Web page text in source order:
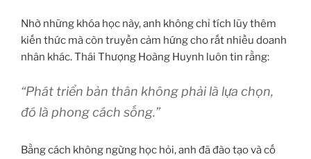
Nhờ những khóa học này, anh không chỉ tích lũy thêm
kiến thức mà còn truyền cảm hứng cho rất nhiều doanh
nhân khác. Thái Thượng Hoàng Huynh luôn tin rằng:
“Phát triển bản thân không phải là lựa chọn,
đó là phong cách sống.”
Bằng cách không ngừng học hỏi, anh đã đào tạo và cố